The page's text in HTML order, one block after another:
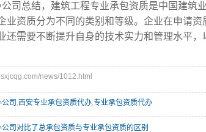
司总结，建筑工程专业承包资质是中国建筑
业资质分为不同的类别和等级。企业在申请
还需要不断提升自身的技术实力和管理水平
news/1012.html
司 ,西安专业承包资质代办,专业承包资质代办
司对比了总承包资质与专业承包资质的区别